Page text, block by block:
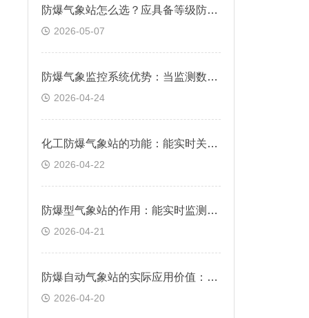
防爆气象站怎么选？应具备等级防爆证书，耐腐蚀、抗氧化等特性
2026-05-07
防爆气象监控系统优势：当监测数据超出预设安全阈值时，系统自动触发预警
2026-04-24
化工防爆气象站的功能：能实时关键气象参数，为化工生产提供数据支撑
2026-04-22
防爆型气象站的作用：能实时监测并传输气象数据，提供精准可靠的气象信息
2026-04-21
防爆自动气象站的实际应用价值：有效降低事故风险，提升应急响应效率
2026-04-20